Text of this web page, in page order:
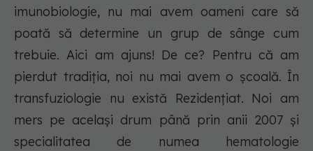
imunobiologie, nu mai avem oameni care să
poată să determine un grup de sânge cum
trebuie. Aici am ajuns! De ce? Pentru că am
pierdut tradiția, noi nu mai avem o școală. În
transfuziologie nu există Rezidențiat. Noi am
mers pe același drum până prin anii 2007 și
specialitatea de numea hematologie